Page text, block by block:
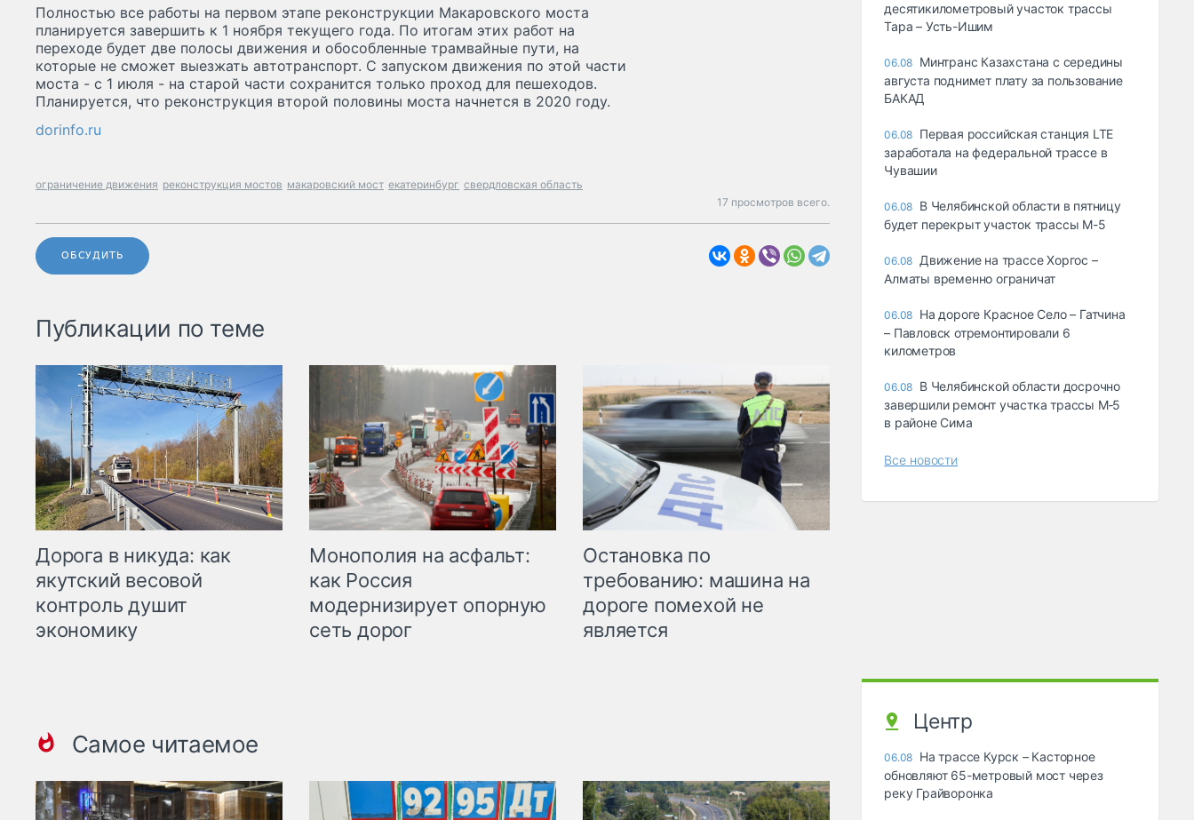
Полностью все работы на первом этапе реконструкции Макаровского моста
планируется завершить к 1 ноября текущего года. По итогам этих работ на
переходе будет две полосы движения и обособленные трамвайные пути, на
которые не сможет выезжать автотранспорт. С запуском движения по этой части
моста - с 1 июля - на старой части сохранится только проход для пешеходов.
Планируется, что реконструкция второй половины моста начнется в 2020 году.
dorinfo.ru
ограничение движения реконструкция мостов макаровский мост екатеринбург свердловская область
17 просмотров всего.
ОБСУДИТЬ
Публикации по теме
Дорога в никуда: как
якутский весовой
контроль душит
экономику
Монополия на асфальт:
как Россия
модернизирует опорную
сеть дорог
Остановка по
требованию: машина на
дороге помехой не
является
Самое читаемое
десятикилометровый участок трассы
Тара – Усть-Ишим
06.08 Минтранс Казахстана с середины
августа поднимет плату за пользование
БАКАД
06.08 Первая российская станция LTE
заработала на федеральной трассе в
Чувашии
06.08 В Челябинской области в пятницу
будет перекрыт участок трассы М-5
06.08 Движение на трассе Хоргос –
Алматы временно ограничат
06.08 На дороге Красное Село – Гатчина
– Павловск отремонтировали 6
километров
06.08 В Челябинской области досрочно
завершили ремонт участка трассы М‑5
в районе Сима
Все новости
Центр
06.08 На трассе Курск – Касторное
обновляют 65-метровый мост через
реку Грайворонка